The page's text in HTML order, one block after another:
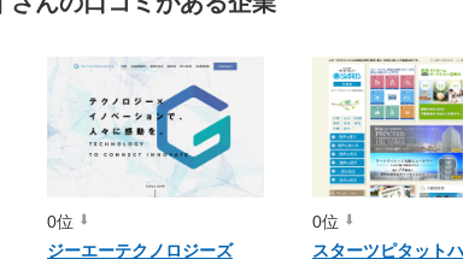
0位
ジーエーテクノロジーズ
0位
スターツピタット